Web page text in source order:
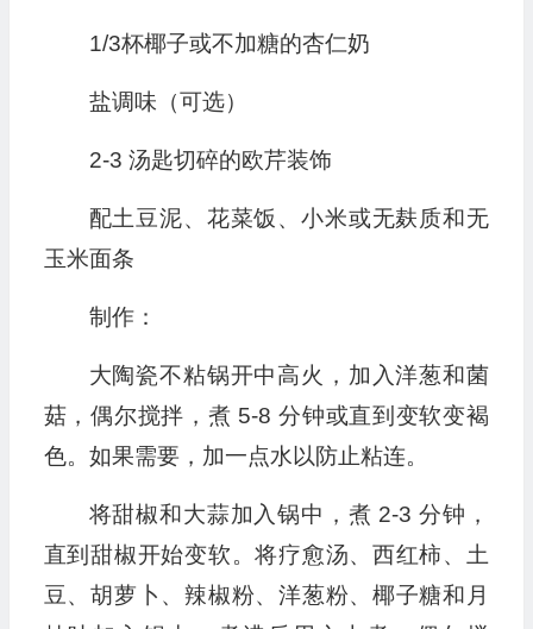
1/3杯椰子或不加糖的杏仁奶
盐调味（可选）
2-3 汤匙切碎的欧芹装饰
配土豆泥、花菜饭、小米或无麸质和无
玉米面条
制作：
大陶瓷不粘锅开中高火，加入洋葱和菌
菇，偶尔搅拌，煮 5-8 分钟或直到变软变褐
色。如果需要，加一点水以防止粘连。
将甜椒和大蒜加入锅中，煮 2-3 分钟，
直到甜椒开始变软。将疗愈汤、西红柿、土
豆、胡萝卜、辣椒粉、洋葱粉、椰子糖和月